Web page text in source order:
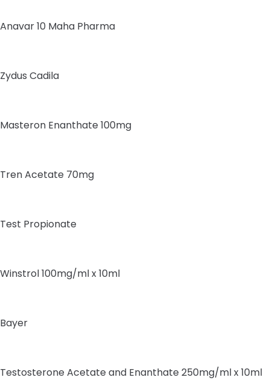
Anavar 10 Maha Pharma
Zydus Cadila
Masteron Enanthate 100mg
Tren Acetate 70mg
Test Propionate
Winstrol 100mg/ml x 10ml
Bayer
Testosterone Acetate and Enanthate 250mg/ml x 10ml